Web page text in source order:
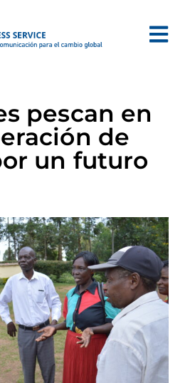
pescan en
de
un futuro